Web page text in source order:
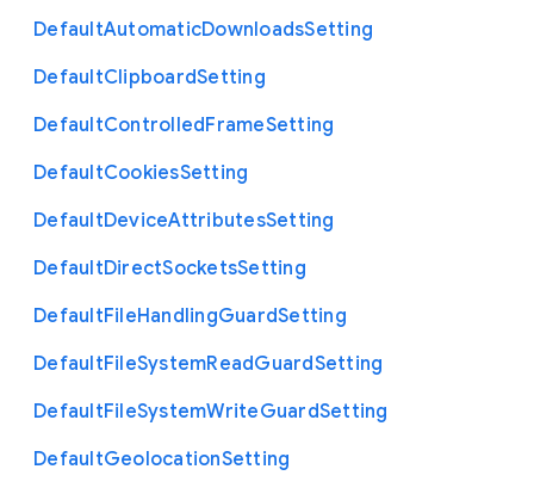
DefaultAutomaticDownloadsSetting
DefaultClipboardSetting
DefaultControlledFrameSetting
DefaultCookiesSetting
DefaultDeviceAttributesSetting
DefaultDirectSocketsSetting
DefaultFileHandlingGuardSetting
DefaultFileSystemReadGuardSetting
DefaultFileSystemWriteGuardSetting
DefaultGeolocationSetting